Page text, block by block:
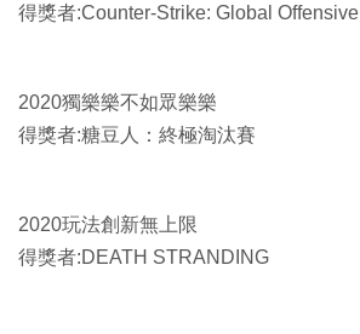
得獎者:Counter-Strike: Global Offensive
2020獨樂樂不如眾樂樂
得獎者:糖豆人：終極淘汰賽
2020玩法創新無上限
得獎者:DEATH STRANDING